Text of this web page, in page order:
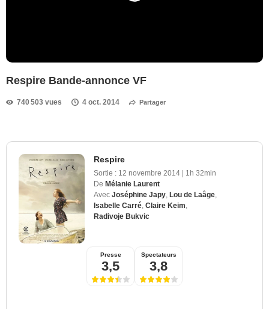
Respire Bande-annonce VF
740 503 vues 4 oct. 2014 Partager
Respire
Sortie : 12 novembre 2014 | 1h 32min
De Mélanie Laurent
Avec Joséphine Japy Lou de Laâge
Isabelle Carré Claire Keim
Radivoje Bukvic
Presse
3,5
Spectateurs
3,8